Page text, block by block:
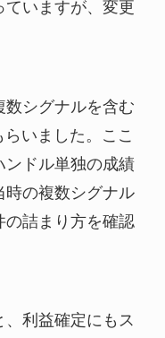
ていますが、変更
数シグナルを含む
いました。ここ
ンドル単独の成績
時の複数シグナル
の詰まり方を確認
利益確定にもス